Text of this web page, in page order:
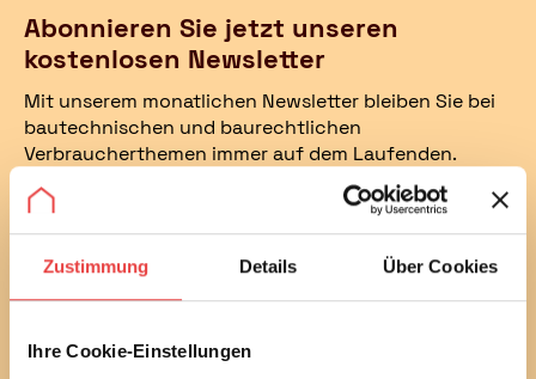
Zustimmung Details Über Cookies
Ihre Cookie-Einstellungen
Abonnieren Sie jetzt unseren
kostenlosen Newsletter
Mit unserem monatlichen Newsletter bleiben Sie bei
bautechnischen und baurechtlichen
Verbraucherthemen immer auf dem Laufenden.
Erfahren Sie außerdem alle aktuellen Termine und
Entwicklungen des Vereins.
Sie können diesen Service in jedem Newsletter wieder
und stimme diesen zu.